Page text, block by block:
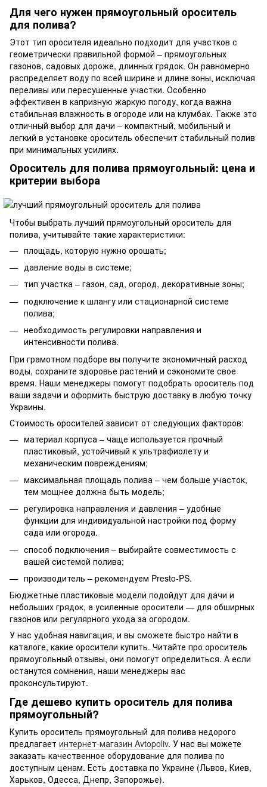
Для чего нужен прямоугольный ороситель
для полива?
Этот тип оросителя идеально подходит для участков с
геометрически правильной формой – прямоугольных
газонов, садовых дороже, длинных грядок. Он равномерно
распределяет воду по всей ширине и длине зоны, исключая
переливы или пересушенные участки. Особенно
эффективен в капризную жаркую погоду, когда важна
стабильная влажность в огороде или на клумбах. Также это
отличный выбор для дачи – компактный, мобильный и
легкий в установке ороситель обеспечит стабильный полив
при минимальных усилиях.
Ороситель для полива прямоугольный: цена и
критерии выбора
Чтобы выбрать лучший прямоугольный ороситель для
полива, учитывайте такие характеристики:
площадь, которую нужно орошать;
давление воды в системе;
тип участка – газон, сад, огород, декоративные зоны;
подключение к шлангу или стационарной системе
полива;
необходимость регулировки направления и
интенсивности полива.
При грамотном подборе вы получите экономичный расход
воды, сохраните здоровье растений и сэкономите свое
время. Наши менеджеры помогут подобрать ороситель под
ваши задачи и оформить быструю доставку в любую точку
Украины.
Стоимость оросителей зависит от следующих факторов:
материал корпуса – чаще используется прочный
пластиковый, устойчивый к ультрафиолету и
механическим повреждениям;
максимальная площадь полива – чем больше участок,
тем мощнее должна быть модель;
регулировка направления и давления – удобные
функции для индивидуальной настройки под форму
сада или огорода.
способ подключения – выбирайте совместимость с
вашей системой полива;
производитель – рекомендуем Presto-PS.
Бюджетные пластиковые модели подойдут для дачи и
небольших грядок, а усиленные оросители — для обширных
газонов или регулярного ухода за огородом.
У нас удобная навигация, и вы сможете быстро найти в
каталоге, какие оросители купить. Читайте про ороситель
прямоугольный отзывы, они помогут определиться. А если
останутся сомнения, наши менеджеры вас
проконсультируют.
Где дешево купить ороситель для полива
прямоугольный?
Купить ороситель прямоугольный для полива недорого
предлагает интернет-магазин Avtopoliv. У нас вы можете
заказать качественное оборудование для полива по
доступным ценам. Есть доставка по Украине (Львов, Киев,
Харьков, Одесса, Днепр, Запорожье).